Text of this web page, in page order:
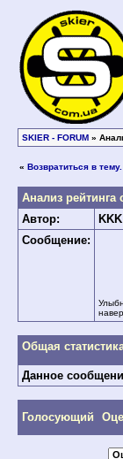
SKIER - FORUM »
« Возвратиться в тему.
Анализ рейтинга
Автор:
KKK
Сообщение:
Общая
Данное
Голосующий